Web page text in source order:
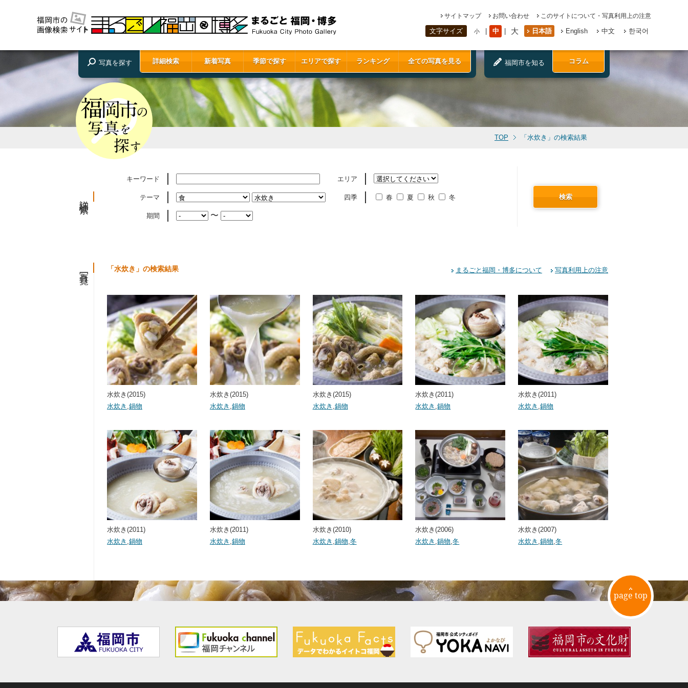
サイトマップ お問い合わせ このサイトについて・写真利用上の注意
文字サイズ 小 中 大 日本語 English 中文 한국어
写真を探す 詳細検索 新着写真 季節で探す エリアで探す ランキング 全ての写真を見る 福岡市を知る コラム
TOP 「水炊き」の検索結果
キーワード エリア
テーマ 四季 春 夏 秋 冬
期間 〜
検索
「水炊き」の検索結果 まるごと福岡・博多について 写真利用上の注意
水炊き(2015)
水炊き 鍋物
水炊き(2015)
水炊き 鍋物
水炊き(2015)
水炊き 鍋物
水炊き(2011)
水炊き ,鍋物
水炊き(2011)
水炊き ,鍋物
水炊き(2011)
水炊き 鍋物
水炊き(2011)
水炊き 鍋物
水炊き(2010)
水炊き 鍋物 冬
水炊き(2006)
水炊き ,鍋物 ,冬
水炊き(2007)
水炊き ,鍋物 ,冬
page top